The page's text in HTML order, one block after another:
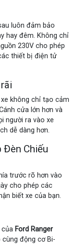
luôn đảm bảo
hay đêm. Không chỉ
230V cho phép
thiết bị điện tử
không chỉ tạo cảm
cửa lớn hơn và
người ra vào xe
dễ dàng hơn.
Đèn Chiếu
trước rõ hơn vào
cho phép các
biết xe của bạn.
của Ford Ranger
cùng động cơ Bi-